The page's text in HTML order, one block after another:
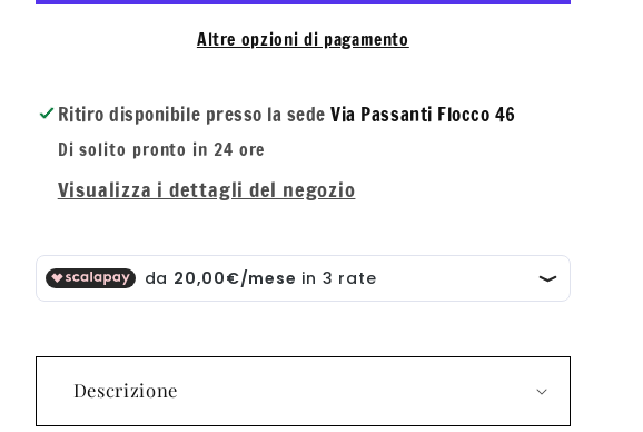
de
de
Altre opzioni di pagamento
Ritiro disponibile presso la sedeVia Passanti Flocco 46
Di solito pronto in 24 ore
Visualizza i dettagli del negozio
Descrizione